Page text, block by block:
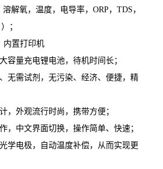
溶解氧， 温度，电导率， ORP，TDS，
；
内置打印机
容量充电锂电池，待机时间长；
无需试剂，无污染、 经济、 便捷， 精
，外观流行时尚，携带方便 ；
，中文界面切换，操作简单、快速；
学电极，自动温度补偿，从而实现更